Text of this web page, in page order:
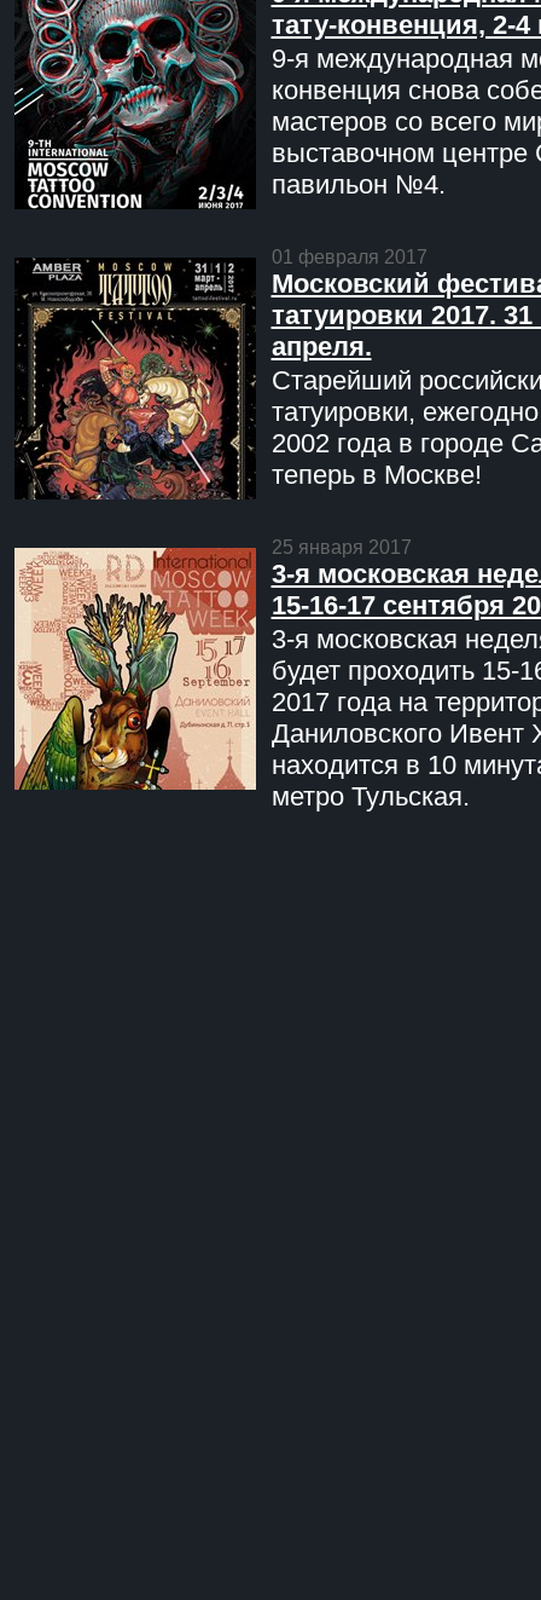
тату-конвенция, 2-
9-я международная
конвенция снова
мастеров со всего
выставочном центре
павильон №4.
01 февраля 2017
Московский
татуировки 2017. 31
апреля.
Старейший
татуировки,
2002 года в городе
теперь в Москве!
25 января 2017
3-я московская
15-16-17 сентября
3-я московская
будет проходить 15-
2017 года на
Даниловского Ивент
находится в 10
метро Тульская.